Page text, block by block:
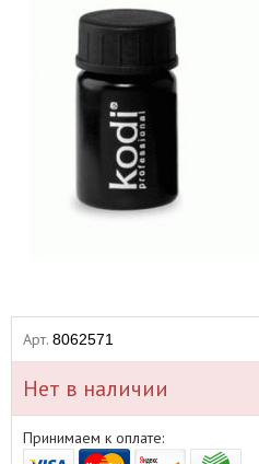
Арт. 8062571
Нет в наличии
Принимаем к оплате: